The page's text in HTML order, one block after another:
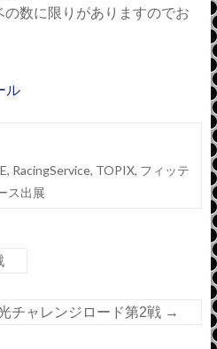
数に限りがありますのでお
ル
, RacingService, TOPIX, フィッテ
ス出展
チャレンジロード第2戦 →